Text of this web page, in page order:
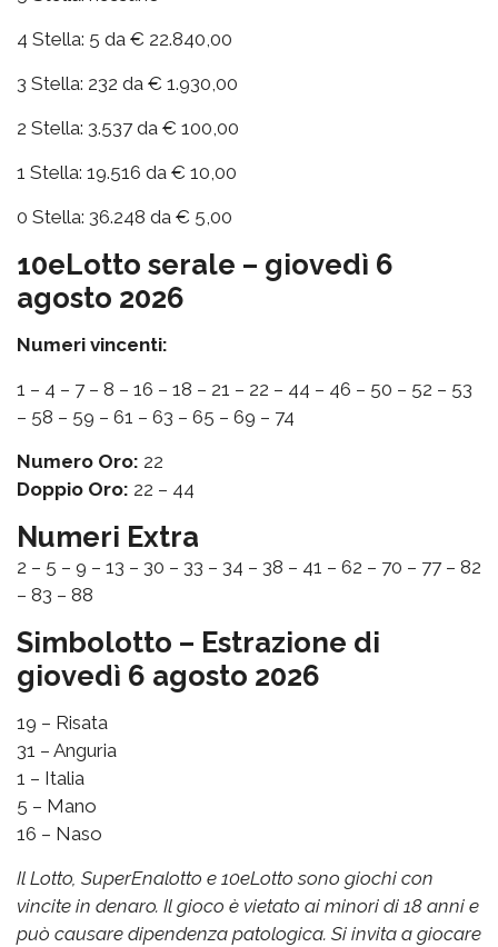
4 Stella: 5 da € 22.840,00
3 Stella: 232 da € 1.930,00
2 Stella: 3.537 da € 100,00
1 Stella: 19.516 da € 10,00
0 Stella: 36.248 da € 5,00
10eLotto serale – giovedì 6
agosto 2026
Numeri vincenti:
1 – 4 – 7 – 8 – 16 – 18 – 21 – 22 – 44 – 46 – 50 – 52 – 53
– 58 – 59 – 61 – 63 – 65 – 69 – 74
Numero Oro: 22
Doppio Oro: 22 – 44
Numeri Extra
2 – 5 – 9 – 13 – 30 – 33 – 34 – 38 – 41 – 62 – 70 – 77 – 82
– 83 – 88
Simbolotto – Estrazione di
giovedì 6 agosto 2026
19 – Risata
31 – Anguria
1 – Italia
5 – Mano
16 – Naso
Il Lotto, SuperEnalotto e 10eLotto sono giochi con
vincite in denaro. Il gioco è vietato ai minori di 18 anni e
può causare dipendenza patologica. Si invita a giocare